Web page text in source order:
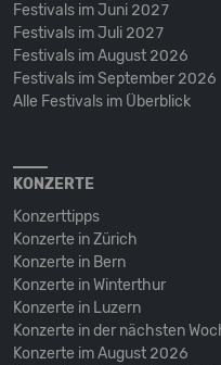
Festivals im Juni 2027
Festivals im Juli 2027
Festivals im August 2026
Festivals im September 2026
Alle Festivals im Überblick
KONZERTE
Konzerttipps
Konzerte in Zürich
Konzerte in Bern
Konzerte in Winterthur
Konzerte in Luzern
Konzerte in der nächsten
Konzerte im August 2026